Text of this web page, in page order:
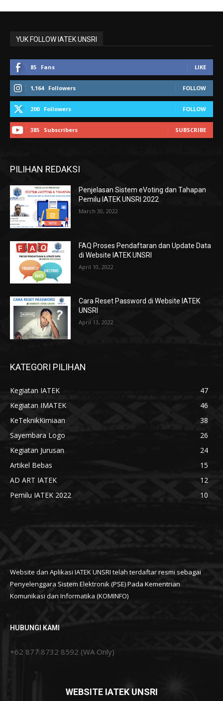
YUK FOLLOW IATEK UNSRI
85 Fans LIKE
1,164 Followers FOLLOW
200 Followers FOLLOW
385 Subscribers SUBSCRIBE
PILIHAN REDAKSI
Penjelasan Sistem eVoting dan Tahapan
Pemilu IATEK UNSRI 2022
March 30, 2022
FAQ Proses Pendaftaran dan Update Data
di Website IATEK UNSRI
April 10, 2022
Cara Reset Password di Website IATEK
UNSRI
April 13, 2022
KATEGORI PILIHAN
Kegiatan IATEK
47
Kegiatan IMATEK
46
KeTeknikKimiaan
38
Sayembara Logo
26
Kegiatan Jurusan
24
Artikel Bebas
15
AD ART IATEK
12
Pemilu IATEK 2022
10
Website dan Aplikasi IATEK UNSRI telah terdaftar resmi sebagai
Penyelenggara Sistem Elektronik (PSE) Pada Kementrian
Komunikasi dan Informatika (KOMINFO)
HUBUNGI KAMI
+62 877 8732 8592 (WA Only)
WEBSITE IATEK UNSRI